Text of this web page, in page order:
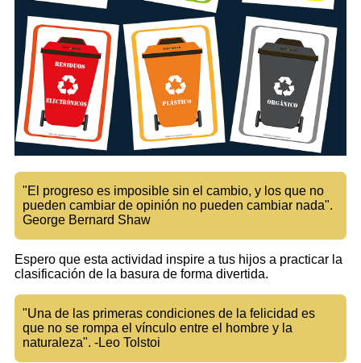
"El progreso es imposible sin el cambio, y los que no
pueden cambiar de opinión no pueden cambiar nada".
George Bernard Shaw
Espero que esta actividad inspire a tus hijos a practicar la
clasificación de la basura de forma divertida.
"Una de las primeras condiciones de la felicidad es
que no se rompa el vínculo entre el hombre y la
naturaleza". -Leo Tolstoi